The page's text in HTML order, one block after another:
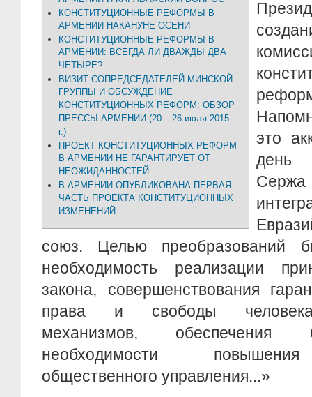
КОНСТИТУЦИОННЫЕ РЕФОРМЫ В
АРМЕНИИ НАКАНУНЕ ОСЕНИ
КОНСТИТУЦИОННЫЕ РЕФОРМЫ В
АРМЕНИИ: ВСЕГДА ЛИ ДВАЖДЫ ДВА
ЧЕТЫРЕ?
ВИЗИТ СОПРЕДСЕДАТЕЛЕЙ МИНСКОЙ
ГРУППЫ И ОБСУЖДЕНИЕ
КОНСТИТУЦИОННЫХ РЕФОРМ: ОБЗОР
ПРЕССЫ АРМЕНИИ (20 – 26 июля 2015
г.)
ПРОЕКТ КОНСТИТУЦИОННЫХ РЕФОРМ
В АРМЕНИИ НЕ ГАРАНТИРУЕТ ОТ
НЕОЖИДАННОСТЕЙ
В АРМЕНИИ ОПУБЛИКОВАНА ПЕРВАЯ
ЧАСТЬ ПРОЕКТА КОНСТИТУЦИОННЫХ
ИЗМЕНЕНИЙ
это
день
Сержа
союз. Целью преобразований
необходимость реализации
закона, совершенствования
права и свободы человека
механизмов, обеспечения
необходимости
общественного управления...»